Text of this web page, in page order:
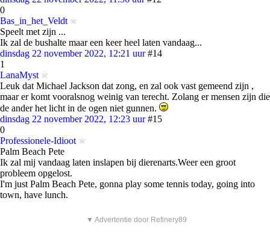
0
Bas_in_het_Veldt
Speelt met zijn ...
Ik zal de bushalte maar een keer heel laten vandaag...
dinsdag 22 november 2022, 12:21 uur #14
1
LanaMyst
Leuk dat Michael Jackson dat zong, en zal ook vast gemeend zijn ,
maar er komt vooralsnog weinig van terecht. Zolang er mensen zijn die
de ander het licht in de ogen niet gunnen.
dinsdag 22 november 2022, 12:23 uur #15
0
Professionele-Idioot
Palm Beach Pete
Ik zal mij vandaag laten inslapen bij dierenarts.Weer een groot
probleem opgelost.
I'm just Palm Beach Pete, gonna play some tennis today, going into
town, have lunch.
▼ Advertentie door Refinery89